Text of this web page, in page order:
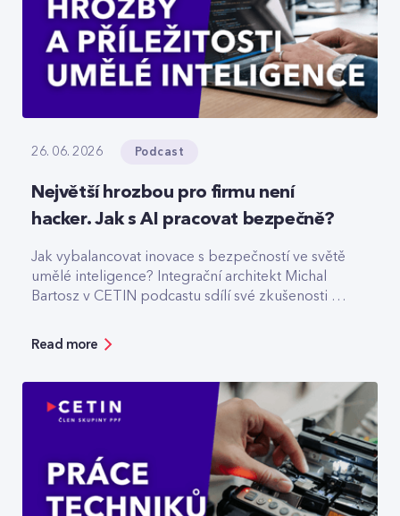
26. 06. 2026 Podcast
Největší hrozbou pro firmu není
hacker. Jak s AI pracovat bezpečně?
Jak vybalancovat inovace s bezpečností ve světě
umělé inteligence? Integrační architekt Michal
Bartosz v CETIN podcastu sdílí své zkušenosti s
bezpečnosti, ale zároveň ukazuje možnosti, jak
Read more